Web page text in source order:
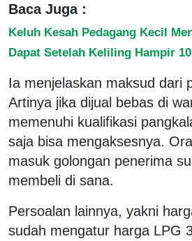
Baca Juga :
Keluh Kesah Pedagang Kecil
Dapat Setelah Keliling Hampir
Ia menjelaskan maksud dari
Artinya jika dijual bebas di
memenuhi kualifikasi
saja bisa mengaksesnya.
masuk golongan penerima
membeli di sana.
Persoalan lainnya, yakni
sudah mengatur harga LPG